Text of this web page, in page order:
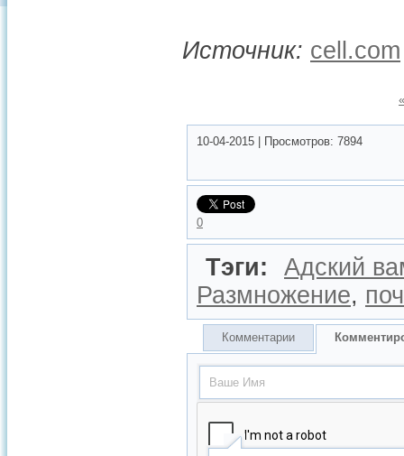
Источник: cell.com
10-04-2015 Просмотров: 7894
0
Тэги:
Адский
Размножение,
Комментарии